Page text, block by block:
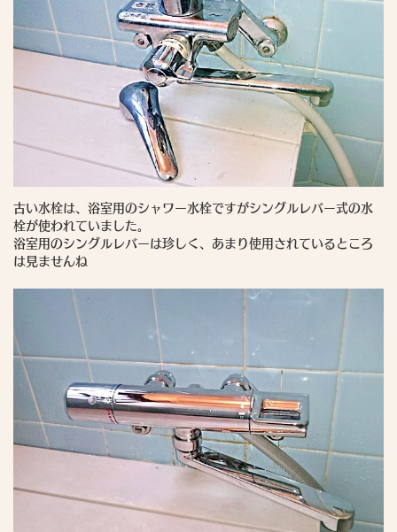
古い水栓は、浴室用のシャワー水栓ですがシングルレバー式の水
栓が使われていました。
浴室用のシングルレバーは珍しく、あまり使用されているところ
は見ませんね